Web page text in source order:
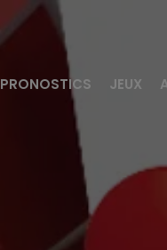
PRONOSTICS JEUX